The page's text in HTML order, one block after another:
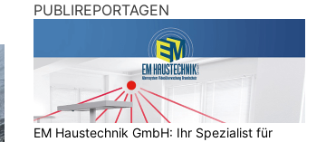
PUBLIREPORTAGEN
EM Haustechnik GmbH: Ihr Spezialist für